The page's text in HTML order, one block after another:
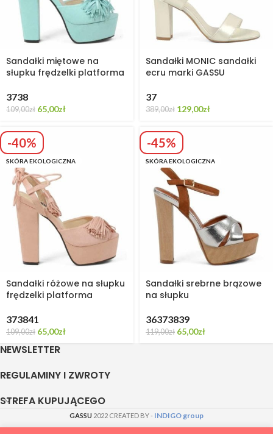
Sandałki miętowe na
słupku frędzelki platforma
3738
109,00zł 65,00zł
Sandałki MONIC sandałki
ecru marki GASSU
37
389,00zł 129,00zł
-40%
SKÓRA EKOLOGICZNA
Sandałki różowe na słupku
frędzelki platforma
373841
109,00zł 65,00zł
-45%
SKÓRA EKOLOGICZNA
Sandałki srebrne brązowe
na słupku
36373839
119,00zł 65,00zł
NEWSLETTER
REGULAMINY I ZWROTY
STREFA KUPUJĄCEGO
GASSU 2022 CREATED BY - INDIGO group
-